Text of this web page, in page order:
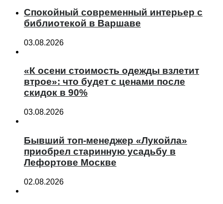
Спокойный современный интерьер с
библиотекой в Варшаве
03.08.2026
«К осени стоимость одежды взлетит
втрое»: что будет с ценами после
скидок в 90%
03.08.2026
Бывший топ-менеджер «Лукойла»
приобрел старинную усадьбу в
Лефортове Москве
02.08.2026